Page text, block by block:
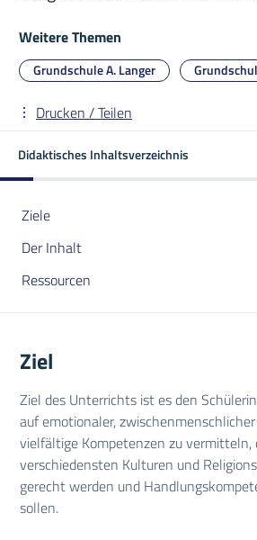
Weitere Themen
Grundschule A. Langer
Drucken / Teilen
Didaktisches Inhaltsverzeichnis
Ziele
Der Inhalt
Ressourcen
Ziel
Ziel des Unterrichts ist es den
auf emotionaler,
vielfältige Kompetenzen zu vermitteln,
verschiedensten Kulturen und
gerecht werden und
sollen.